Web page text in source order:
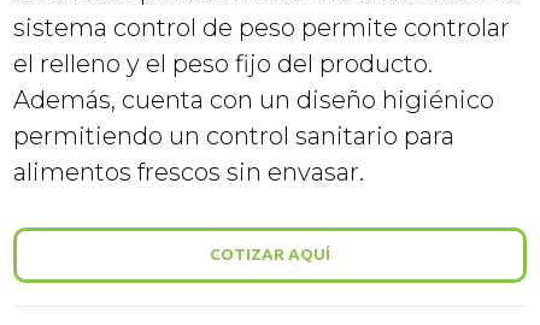
sistema control de peso permite controlar
el relleno y el peso fijo del producto.
Además, cuenta con un diseño higiénico
permitiendo un control sanitario para
alimentos frescos sin envasar.
COTIZAR AQUÍ